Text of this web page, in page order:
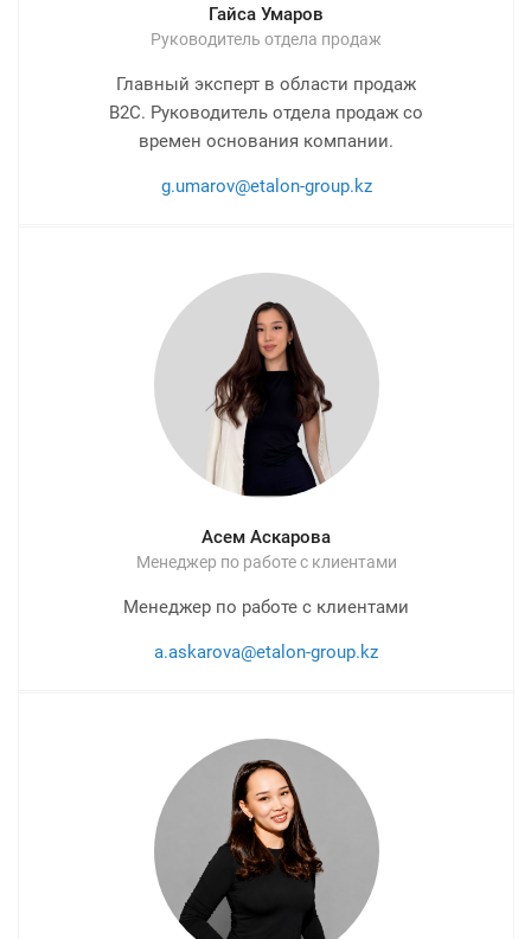
Гайса Умаров
Руководитель отдела продаж
Главный эксперт в области продаж
B2C. Руководитель отдела продаж со
времен основания компании.
g.umarov@etalon-group.kz
Асем Аскарова
Менеджер по работе с клиентами
Менеджер по работе с клиентами
a.askarova@etalon-group.kz